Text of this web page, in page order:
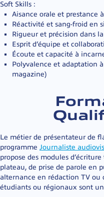
Soft Skills :
Aisance orale et prestance à
Réactivité et sang-froid en
Rigueur et précision dans
Esprit d’équipe et
Écoute et capacité à
Polyvalence et adaptation
magazine)
Le métier de présentateur de
programme Journaliste
propose des modules
plateau, de prise de parole en
alternance en rédaction TV ou
étudiants ou régionaux sont